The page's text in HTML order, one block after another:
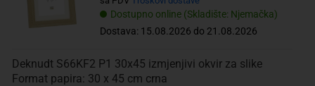
Dostupno online (Skladište: Njemačka)
Dostava: 15.08.2026 do 21.08.2026
Deknudt S66KF2 P1 30x45 izmjenjivi okvir za slike
Format papira: 30 x 45 cm crna